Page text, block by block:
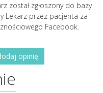
został zgłoszony do bazy
Lekarz przez pacjenta za
Facebook.
opinię